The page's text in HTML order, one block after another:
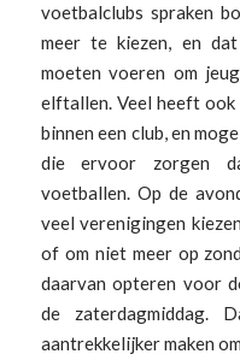
voetbalclubs spraken
meer te kiezen, en
moeten voeren om
elftallen. Veel heeft ook
binnen een club, en
die ervoor zorgen
voetballen. Op de
veel verenigingen
of om niet meer op
daarvan opteren voor
de zaterdagmiddag.
aantrekkelijker maken